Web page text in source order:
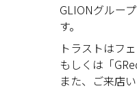
GLIONグルー
す。
トラストはフ
もしくは「
また、ご来店